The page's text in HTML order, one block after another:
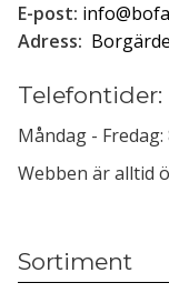
E-post:
Adress:
Telefontider:
Måndag - Fredag:
Webben är alltid
Sortiment